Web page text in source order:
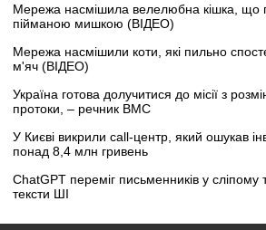
Мережа насмішила велелюбна кішка, що
пійманою мишкою (ВІДЕО)
Мережа насмішили коти, які пильно
м'яч (ВІДЕО)
Україна готова долучитися до місії з
протоки, – речник ВМС
У Києві викрили call-центр, який ошукав
понад 8,4 млн гривень
ChatGPT переміг письменників у сліпому
тексти ШІ